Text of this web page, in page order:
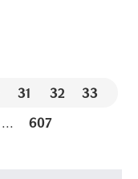
31 32
33
... 607